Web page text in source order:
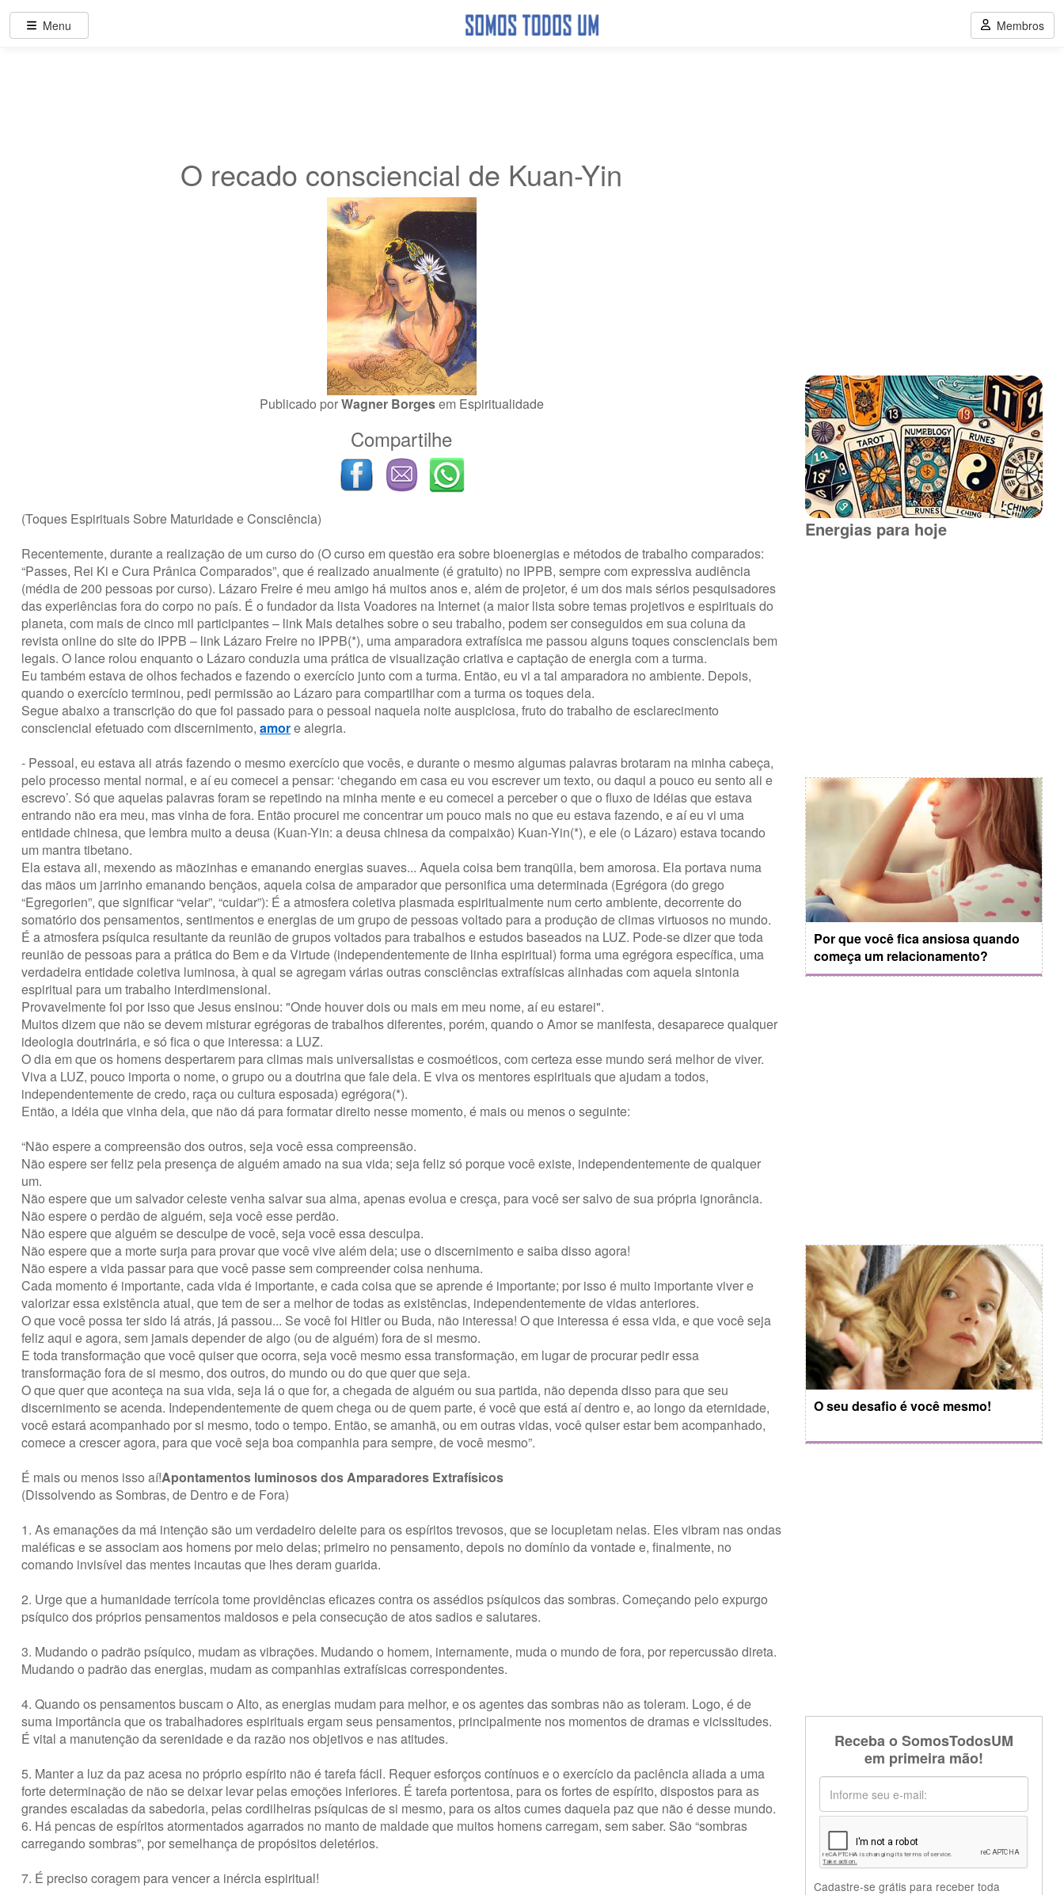
O recado consciencial de Kuan-Yin
Publicado porWagner Borgesem Espiritualidade
Compartilhe
(Toques Espirituais Sobre Maturidade e Consciência)
Recentemente, durante a realização de um curso do (O curso em questão era sobre bioenergias e métodos de trabalho comparados:
“Passes, Rei Ki e Cura Prânica Comparados”, que é realizado anualmente (é gratuito) no IPPB, sempre com expressiva audiência
(média de 200 pessoas por curso). Lázaro Freire é meu amigo há muitos anos e, além de projetor, é um dos mais sérios pesquisadores
das experiências fora do corpo no país. É o fundador da lista Voadores na Internet (a maior lista sobre temas projetivos e espirituais do
planeta, com mais de cinco mil participantes – link Mais detalhes sobre o seu trabalho, podem ser conseguidos em sua coluna da
revista online do site do IPPB – link Lázaro Freire no IPPB(*), uma amparadora extrafísica me passou alguns toques conscienciais bem
legais. O lance rolou enquanto o Lázaro conduzia uma prática de visualização criativa e captação de energia com a turma.
Eu também estava de olhos fechados e fazendo o exercício junto com a turma. Então, eu vi a tal amparadora no ambiente. Depois,
quando o exercício terminou, pedi permissão ao Lázaro para compartilhar com a turma os toques dela.
Segue abaixo a transcrição do que foi passado para o pessoal naquela noite auspiciosa, fruto do trabalho de esclarecimento
consciencial efetuado com discernimento, amore alegria.
- Pessoal, eu estava ali atrás fazendo o mesmo exercício que vocês, e durante o mesmo algumas palavras brotaram na minha cabeça,
pelo processo mental normal, e aí eu comecei a pensar: ‘chegando em casa eu vou escrever um texto, ou daqui a pouco eu sento ali e
escrevo’. Só que aquelas palavras foram se repetindo na minha mente e eu comecei a perceber o que o fluxo de idéias que estava
entrando não era meu, mas vinha de fora. Então procurei me concentrar um pouco mais no que eu estava fazendo, e aí eu vi uma
entidade chinesa, que lembra muito a deusa (Kuan-Yin: a deusa chinesa da compaixão) Kuan-Yin(*), e ele (o Lázaro) estava tocando
um mantra tibetano.
Ela estava ali, mexendo as mãozinhas e emanando energias suaves... Aquela coisa bem tranqüila, bem amorosa. Ela portava numa
das mãos um jarrinho emanando bençãos, aquela coisa de amparador que personifica uma determinada (Egrégora (do grego
“Egregorien”, que significar “velar”, “cuidar”): É a atmosfera coletiva plasmada espiritualmente num certo ambiente, decorrente do
somatório dos pensamentos, sentimentos e energias de um grupo de pessoas voltado para a produção de climas virtuosos no mundo.
É a atmosfera psíquica resultante da reunião de grupos voltados para trabalhos e estudos baseados na LUZ. Pode-se dizer que toda
reunião de pessoas para a prática do Bem e da Virtude (independentemente de linha espiritual) forma uma egrégora específica, uma
verdadeira entidade coletiva luminosa, à qual se agregam várias outras consciências extrafísicas alinhadas com aquela sintonia
espiritual para um trabalho interdimensional.
Provavelmente foi por isso que Jesus ensinou: "Onde houver dois ou mais em meu nome, aí eu estarei".
Muitos dizem que não se devem misturar egrégoras de trabalhos diferentes, porém, quando o Amor se manifesta, desaparece qualquer
ideologia doutrinária, e só fica o que interessa: a LUZ.
O dia em que os homens despertarem para climas mais universalistas e cosmoéticos, com certeza esse mundo será melhor de viver.
Viva a LUZ, pouco importa o nome, o grupo ou a doutrina que fale dela. E viva os mentores espirituais que ajudam a todos,
independentemente de credo, raça ou cultura esposada) egrégora(*).
Então, a idéia que vinha dela, que não dá para formatar direito nesse momento, é mais ou menos o seguinte:
“Não espere a compreensão dos outros, seja você essa compreensão.
Não espere ser feliz pela presença de alguém amado na sua vida; seja feliz só porque você existe, independentemente de qualquer
um.
Não espere que um salvador celeste venha salvar sua alma, apenas evolua e cresça, para você ser salvo de sua própria ignorância.
Não espere o perdão de alguém, seja você esse perdão.
Não espere que alguém se desculpe de você, seja você essa desculpa.
Não espere que a morte surja para provar que você vive além dela; use o discernimento e saiba disso agora!
Não espere a vida passar para que você passe sem compreender coisa nenhuma.
Cada momento é importante, cada vida é importante, e cada coisa que se aprende é importante; por isso é muito importante viver e
valorizar essa existência atual, que tem de ser a melhor de todas as existências, independentemente de vidas anteriores.
O que você possa ter sido lá atrás, já passou... Se você foi Hitler ou Buda, não interessa! O que interessa é essa vida, e que você seja
feliz aqui e agora, sem jamais depender de algo (ou de alguém) fora de si mesmo.
E toda transformação que você quiser que ocorra, seja você mesmo essa transformação, em lugar de procurar pedir essa
transformação fora de si mesmo, dos outros, do mundo ou do que quer que seja.
O que quer que aconteça na sua vida, seja lá o que for, a chegada de alguém ou sua partida, não dependa disso para que seu
discernimento se acenda. Independentemente de quem chega ou de quem parte, é você que está aí dentro e, ao longo da eternidade,
você estará acompanhado por si mesmo, todo o tempo. Então, se amanhã, ou em outras vidas, você quiser estar bem acompanhado,
comece a crescer agora, para que você seja boa companhia para sempre, de você mesmo”.
É mais ou menos isso aí!Apontamentos luminosos dos Amparadores Extrafísicos
(Dissolvendo as Sombras, de Dentro e de Fora)
1. As emanações da má intenção são um verdadeiro deleite para os espíritos trevosos, que se locupletam nelas. Eles vibram nas ondas
maléficas e se associam aos homens por meio delas; primeiro no pensamento, depois no domínio da vontade e, finalmente, no
comando invisível das mentes incautas que lhes deram guarida.
2. Urge que a humanidade terrícola tome providências eficazes contra os assédios psíquicos das sombras. Começando pelo expurgo
psíquico dos próprios pensamentos maldosos e pela consecução de atos sadios e salutares.
3. Mudando o padrão psíquico, mudam as vibrações. Mudando o homem, internamente, muda o mundo de fora, por repercussão direta.
Mudando o padrão das energias, mudam as companhias extrafísicas correspondentes.
4. Quando os pensamentos buscam o Alto, as energias mudam para melhor, e os agentes das sombras não as toleram. Logo, é de
suma importância que os trabalhadores espirituais ergam seus pensamentos, principalmente nos momentos de dramas e vicissitudes.
É vital a manutenção da serenidade e da razão nos objetivos e nas atitudes.
5. Manter a luz da paz acesa no próprio espírito não é tarefa fácil. Requer esforços contínuos e o exercício da paciência aliada a uma
forte determinação de não se deixar levar pelas emoções inferiores. É tarefa portentosa, para os fortes de espírito, dispostos para as
grandes escaladas da sabedoria, pelas cordilheiras psíquicas de si mesmo, para os altos cumes daquela paz que não é desse mundo.
6. Há pencas de espíritos atormentados agarrados no manto de maldade que muitos homens carregam, sem saber. São “sombras
carregando sombras”, por semelhança de propósitos deletérios.
7. É preciso coragem para vencer a inércia espiritual!
Energias para hoje
Por que você fica ansiosa quando
começa um relacionamento?
O seu desafio é você mesmo!
Receba o SomosTodosUM
em primeira mão!
Cadastre-se grátis para receber toda
Menu Membros